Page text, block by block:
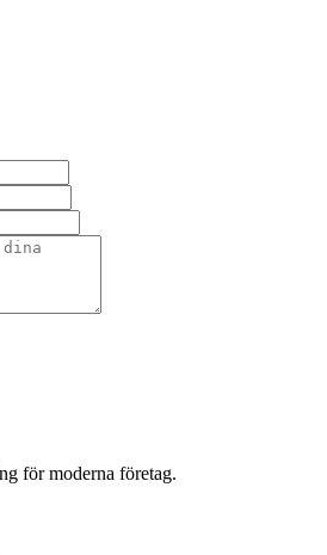
för moderna företag.